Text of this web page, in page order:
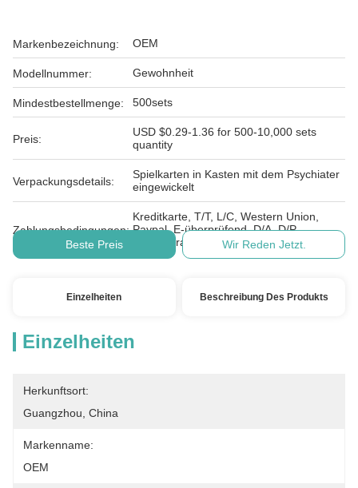
Markenbezeichnung: OEM
Modellnummer: Gewohnheit
Mindestbestellmenge: 500sets
Preis:
USD $0.29-1.36 for 500-10,000 sets
quantity
Verpackungsdetails:
Spielkarten in Kasten mit dem Psychiater
eingewickelt
Zahlungsbedingungen:
Kreditkarte, T/T, L/C, Western Union,
Paypal, E-überprüfend, D/A, D/P,
MoneyGram
Beste Preis Wir Reden Jetzt.
Einzelheiten Beschreibung Des Produkts
Einzelheiten
Herkunftsort:
Guangzhou, China
Markenname:
OEM